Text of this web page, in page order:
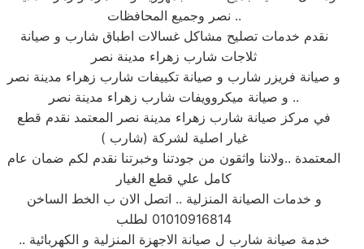
نصر وجميع المحافظات ..
نقدم خدمات تصليح مشاكل غسالات اطباق شارب و صيانة
ثلاجات شارب زهراء مدينة نصر
و صيانة فريزر شارب و صيانة تكييفات شارب زهراء مدينة نصر
و صيانة ميكروويفات شارب زهراء مدينة نصر ..
في مركز صيانة شارب زهراء مدينة نصر المعتمد نقدم قطع
غيار اصلية لشركة (شارب )
المعتمدة ..ولاننا واثقون من جودتنا وخبرتنا نقدم لكم ضمان عام
كامل علي قطع الغيار
و خدمات الصيانة المنزلية .. اتصل الان ب الخط الساخن
01010916814 لطلب
خدمة صيانة شارب ل صيانة الاجهزة المنزلية و الكهربائية ..